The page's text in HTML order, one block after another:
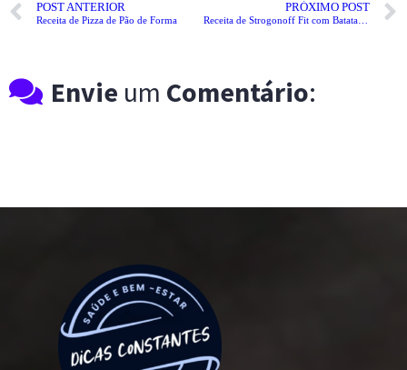
POST ANTERIOR
Receita de Pizza de Pão de Forma
PRÓXIMO POST
Receita de Strogonoff Fit com Batata-Doce
Envie um Comentário: